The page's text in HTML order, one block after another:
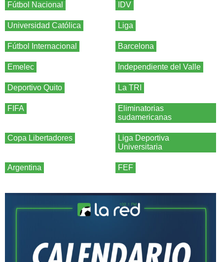
Fútbol Nacional IDV
Universidad Católica Liga
Fútbol Internacional Barcelona
Emelec Independiente del Valle
Deportivo Quito La TRI
FIFA
Eliminatorias
sudamericanas
Copa Libertadores
Liga Deportiva
Universitaria
Argentina FEF